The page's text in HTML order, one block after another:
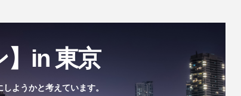
】in 東京
ようかと考えています。